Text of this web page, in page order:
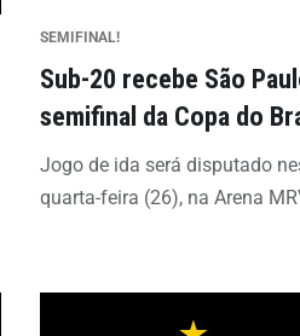
SEMIFINAL!
Sub-20 recebe São
semifinal da Copa do
Jogo de ida será disputado
quarta-feira (26), na Arena